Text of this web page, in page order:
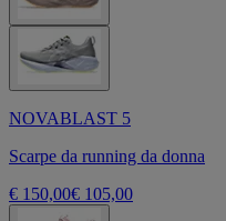
NOVABLAST 5
Scarpe da running da donna
€ 150,00€ 105,00